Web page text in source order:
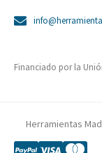
Financiado por la
Herramientas